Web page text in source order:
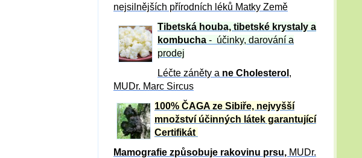
nejsilnějších přírodních léků Matky Země
Tibetská houba, tibetské krystaly a
kombucha - účinky, darování a
prodej
Léčte záněty a ne Cholesterol ,
MUDr. Marc Sircus
100% ČAGA ze Sibiře, nejvyšší
množství účinných látek garantující
Certifikát
Mamografie způsobuje rakovinu prsu, MUDr.